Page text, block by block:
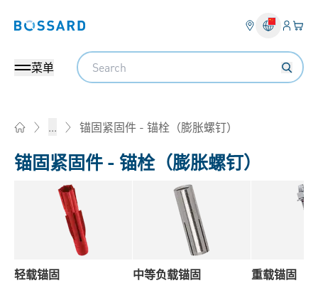
Bossard homepage 登入
您
菜单
Search
... 锚固紧固件 - 锚栓（膨胀螺钉）
锚固紧固件 - 锚栓（膨胀螺钉）
轻载锚固
中等负载锚固
重载锚固